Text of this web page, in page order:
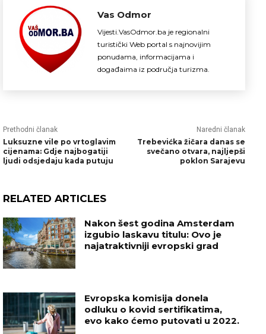
Vas Odmor
Vijesti.VasOdmor.ba je regionalni
turistički Web portal s najnovijim
ponudama, informacijama i
događaima iz područja turizma.
Prethodni članak
Luksuzne vile po vrtoglavim
cijenama: Gdje najbogatiji
ljudi odsjedaju kada putuju
Naredni članak
Trebevićka žičara danas se
svečano otvara, najljepši
poklon Sarajevu
RELATED ARTICLES
Nakon šest godina Amsterdam
izgubio laskavu titulu: Ovo je
najatraktivniji evropski grad
Evropska komisija donela
odluku o kovid sertifikatima,
evo kako ćemo putovati u 2022.